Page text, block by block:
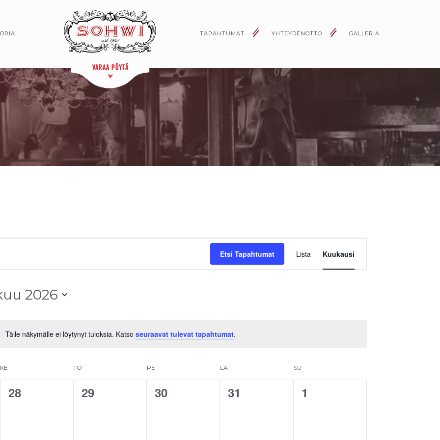
TAPAHTUMAT YHTEYDENOTTO GALLERIA
VARAA PÖYTÄ
Notice
Tälle näkymälle ei löytynyt tuloksia. Katso seuraavat tulevat tapahtumat.
Etsi Tapahtumat
Tapahtuma
Views
Lista Kuukausi
2026
KE TO PE LA SU
0
28
0
29
0
30
0
31
0
1